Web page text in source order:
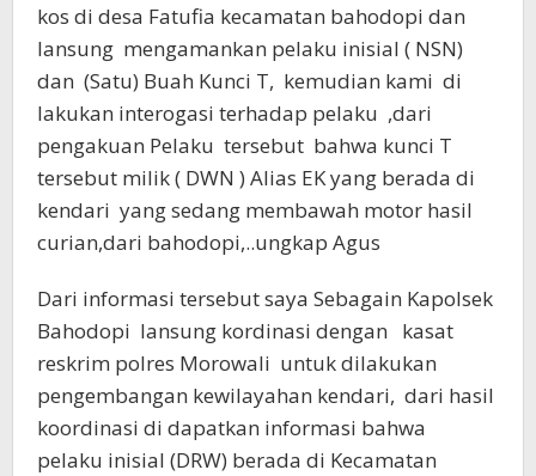
kos di desa Fatufia kecamatan bahodopi dan
lansung mengamankan pelaku inisial ( NSN)
dan (Satu) Buah Kunci T, kemudian kami di
lakukan interogasi terhadap pelaku ,dari
pengakuan Pelaku tersebut bahwa kunci T
tersebut milik ( DWN ) Alias EK yang berada di
kendari yang sedang membawah motor hasil
curian,dari bahodopi,..ungkap Agus
Dari informasi tersebut saya Sebagain Kapolsek
Bahodopi lansung kordinasi dengan kasat
reskrim polres Morowali untuk dilakukan
pengembangan kewilayahan kendari, dari hasil
koordinasi di dapatkan informasi bahwa
pelaku inisial (DRW) berada di Kecamatan